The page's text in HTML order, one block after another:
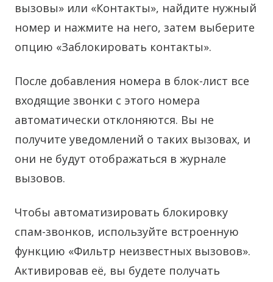
вызовы» или «Контакты», найдите нужный
номер и нажмите на него, затем выберите
опцию «Заблокировать контакты».
После добавления номера в блок-лист все
входящие звонки с этого номера
автоматически отклоняются. Вы не
получите уведомлений о таких вызовах, и
они не будут отображаться в журнале
вызовов.
Чтобы автоматизировать блокировку
спам-звонков, используйте встроенную
функцию «Фильтр неизвестных вызовов».
Активировав её, вы будете получать